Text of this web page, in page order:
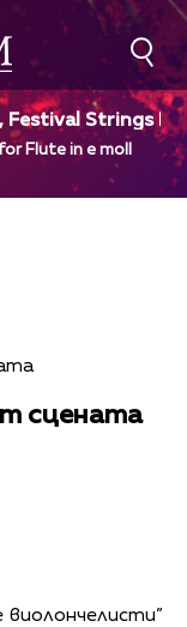
Festival Strings
dirFlute in e moll
сцената